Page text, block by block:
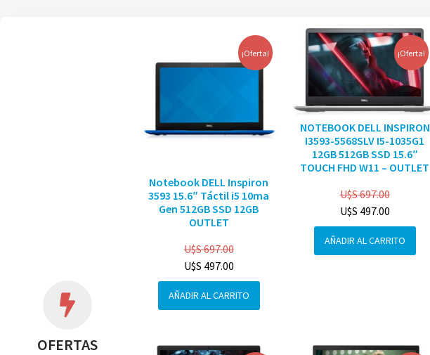
OFERTAS
¡Oferta!
Notebook DELL Inspiron
3593 15.6″ Táctil i5 10ma
Gen 512GB SSD 12GB
OUTLET
U$S697.00
U$S 497.00
AÑADIR AL CARRITO
¡Oferta!
NOTEBOOK DELL INSPIRON
I3593-5568SLV I5-1035G1
12GB 512GB SSD 15.6″
TOUCH FHD W11 – OUTLET
U$S697.00
U$S 497.00
AÑADIR AL CARRITO